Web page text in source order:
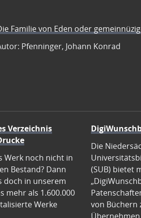
Familie von Eden oder
Pfenninger, Johann Konrad
Verzeichnis
Werk noch nicht in
Bestand? Dann
doch in unserem
mehr als 1.600.000
Werke
Die
(SUB) bietet
von Büchern